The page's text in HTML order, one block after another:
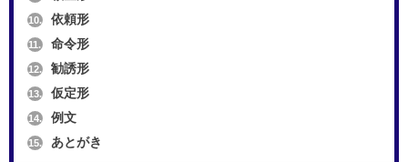
10. 依頼形
11. 命令形
12. 勧誘形
13. 仮定形
14. 例文
15. あとがき